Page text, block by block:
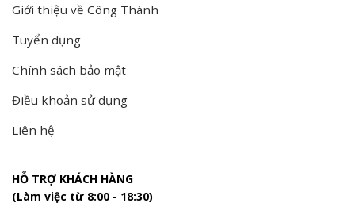
Giới thiệu về Công Thành
Tuyển dụng
Chính sách bảo mật
Điều khoản sử dụng
Liên hệ
HỖ TRỢ KHÁCH HÀNG
(Làm việc từ 8:00 - 18:30)